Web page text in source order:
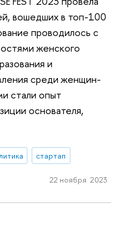
вошедших в топ-100
проводилось с
женского
и
среди женщин-
стали опыт
основателя,
стартап
22 ноября 2023